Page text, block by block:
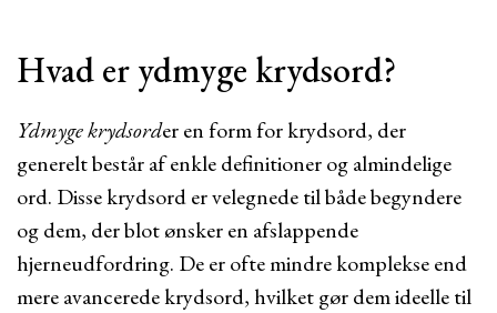
Hvad er ydmyge krydsord?
Ydmyge krydsorder en form for krydsord, der
generelt består af enkle definitioner og almindelige
ord. Disse krydsord er velegnede til både begyndere
og dem, der blot ønsker en afslappende
hjerneudfordring. De er ofte mindre komplekse end
mere avancerede krydsord, hvilket gør dem ideelle til